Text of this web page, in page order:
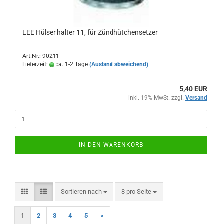
LEE Hülsenhalter 11, für Zündhütchensetzer
Art.Nr.: 90211
Lieferzeit:
ca. 1-2 Tage (Ausland abweichend)
5,40 EUR
inkl. 19% MwSt. zzgl. Versand
IN DEN WARENKORB
Sortieren nach
Sortieren nach 8 pro Seite
pro Seite
1 2 3 4 5 »